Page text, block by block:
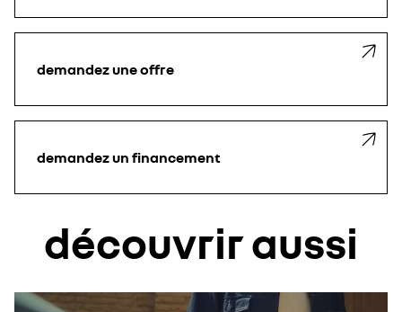
demandez une offre
demandez un financement
découvrir aussi